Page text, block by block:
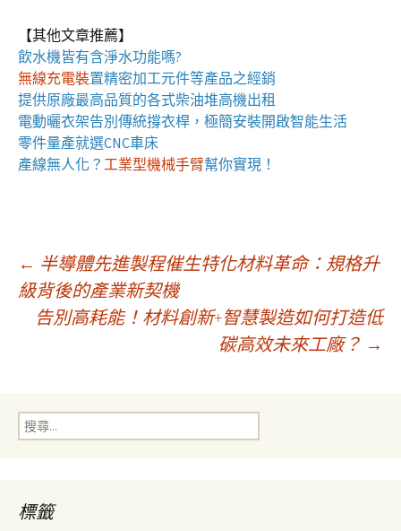
【其他文章推薦】
飲水機皆有含淨水功能嗎?
無線充電裝置精密加工元件等產品之經銷
提供原廠最高品質的各式柴油堆高機出租
電動曬衣架告別傳統撐衣桿，極簡安裝開啟智能生活
零件量產就選CNC車床
產線無人化？ 工業型機械手臂幫你實現！
文
章
覽
← 半導體先進製程催生特化材料革命：規格升
級背後的產業新契機
告別高耗能！材料創新+智慧製造如何打造低
碳高效未來工廠？ →
搜
尋
標籤